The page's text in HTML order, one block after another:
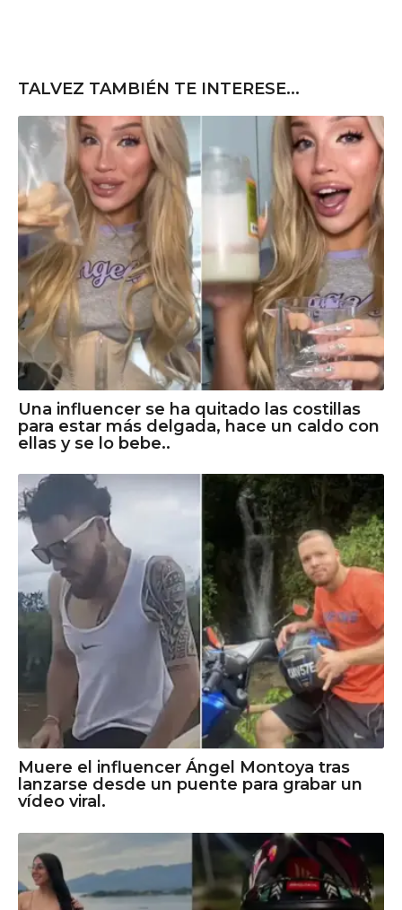
TALVEZ TAMBIÉN TE INTERESE...
Una influencer se ha quitado las costillas
para estar más delgada, hace un caldo con
ellas y se lo bebe..
Muere el influencer Ángel Montoya tras
lanzarse desde un puente para grabar un
vídeo viral.